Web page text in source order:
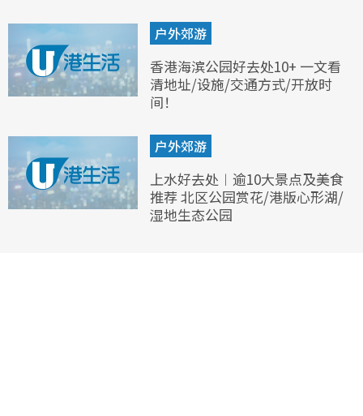
户外郊游
香港海滨公园好去处10+ 一文看
清地址/设施/交通方式/开放时
间！
户外郊游
上水好去处︱逾10大景点及美食
推荐 北区公园赏花/港版心形湖/
湿地生态公园